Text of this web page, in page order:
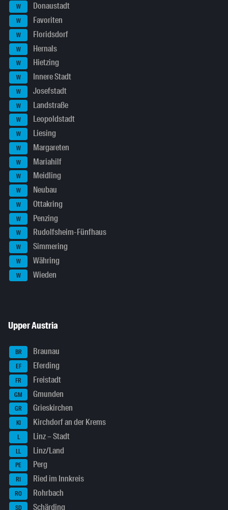
W Donaustadt
W Favoriten
W Floridsdorf
W Hernals
W Hietzing
W Innere Stadt
W Josefstadt
W Landstraße
W Leopoldstadt
W Liesing
W Margareten
W Mariahilf
W Meidling
W Neubau
W Ottakring
W Penzing
W Rudolfsheim-Fünfhaus
W Simmering
W Währing
W Wieden
Upper Austria
BR Braunau
EF Eferding
FR Freistadt
GM Gmunden
GR Grieskirchen
KI Kirchdorf an der Krems
L Linz – Stadt
LL Linz/Land
PE Perg
RI Ried im Innkreis
RO Rohrbach
SD Schärding